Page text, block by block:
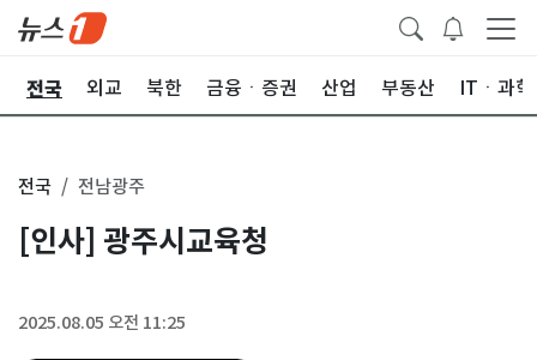
전국 외교 북한 금융ㆍ증권 산업 부동산 ITㆍ과학
전국 전남광주
[인사] 광주시교육청
2025.08.05 오전 11:25